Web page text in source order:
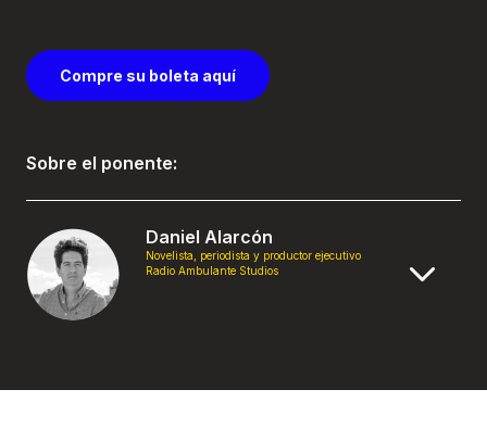
Compre su boleta aquí
Sobre el ponente:
Daniel Alarcón
Novelista, periodista y productor ejecutivo
Radio Ambulante Studios